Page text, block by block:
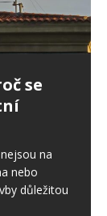
se
na
nebo
důležitou
U
v určité